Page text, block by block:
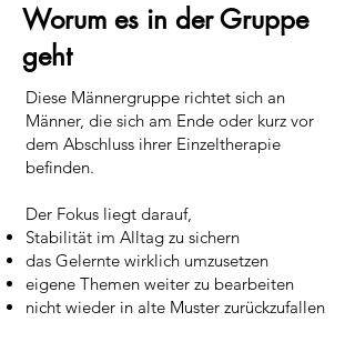
Worum es in der Gruppe
geht
Diese Männergruppe richtet sich an
Männer, die sich am Ende oder kurz vor
dem Abschluss ihrer Einzeltherapie
befinden.
Der Fokus liegt darauf,
Stabilität im Alltag zu sichern
das Gelernte wirklich umzusetzen
eigene Themen weiter zu bearbeiten
nicht wieder in alte Muster zurückzufallen